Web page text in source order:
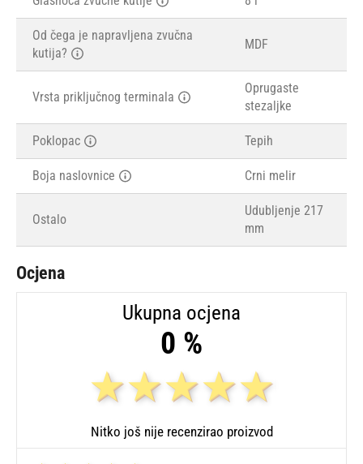
Od čega je napravljena zvučna
kutija?
MDF
Vrsta priključnog terminala
Oprugaste
stezaljke
Poklopac Tepih
Boja naslovnice Crni melir
Ostalo
Udubljenje 217
mm
Ocjena
Ukupna ocjena
0 %
Nitko još nije recenzirao proizvod